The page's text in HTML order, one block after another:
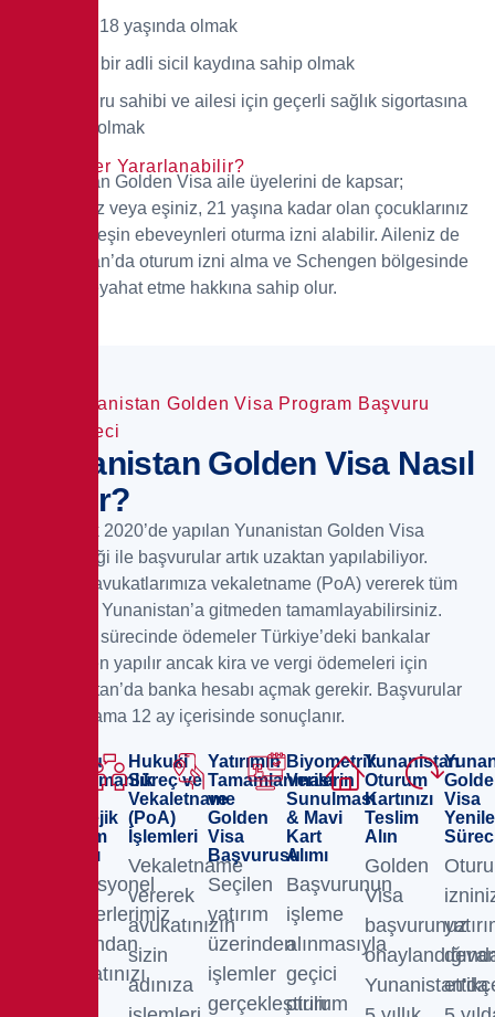
En az 18 yaşında olmak
Temiz bir adli sicil kaydına sahip olmak
Başvuru sahibi ve ailesi için geçerli sağlık sigortasına
sahip olmak
Kimler Yararlanabilir?
Yunanistan Golden Visa aile üyelerini de kapsar;
partneriniz veya eşiniz, 21 yaşına kadar olan çocuklarınız
ve her iki eşin ebeveynleri oturma izni alabilir. Aileniz de
Yunanistan’da oturum izni alma ve Schengen bölgesinde
vizesiz seyahat etme hakkına sahip olur.
Yunanistan Golden Visa Program Başvuru
Süreci
Yunanistan Golden Visa Nasıl
Alınır?
23 Aralık 2020’de yapılan Yunanistan Golden Visa
değişikliği ile başvurular artık uzaktan yapılabiliyor.
Partner avukatlarımıza vekaletname (PoA) vererek tüm
işlemleri Yunanistan’a gitmeden tamamlayabilirsiniz.
Başvuru sürecinde ödemeler Türkiye’deki bankalar
üzerinden yapılır ancak kira ve vergi ödemeleri için
Yunanistan’da banka hesabı açmak gerekir. Başvurular
ise ortalama 12 ay içerisinde sonuçlanır.
Doğru
Danışmanlık
Stratejik
Yatırım
Kararı
Profesyonel
partnerlerimiz
arasından
avukatınızı
Hukuki
Süreç ve
Vekaletname
(PoA)
İşlemleri
Vekaletname
vererek
avukatınızın
sizin
adınıza
Yatırımın
Tamamlanması
ve
Golden
Visa
Başvurusu
Seçilen
yatırım
üzerinden
işlemler
gerçekleştirilir
Biyometrik
Verilerin
Sunulması
& Mavi
Kart
Alımı
Başvurunun
işleme
alınmasıyla
geçici
oturum
Yunanistan
Oturum
Kartınızı
Teslim
Alın
Golden
Visa
başvurunuz
Yunanistan'da
Visa